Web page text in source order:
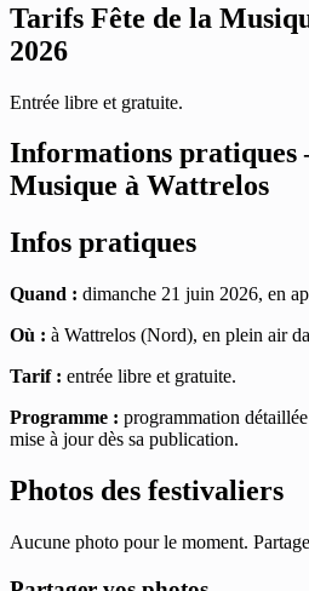
Tarifs Fête de la
2026
Entrée libre et gratuite.
Informations pratiques
Musique à Wattrelos
Infos pratiques
Quand : dimanche 21 juin 2026, en
Où : à Wattrelos (Nord), en plein air
Tarif : entrée libre et gratuite.
Programme : programmation
mise à jour dès sa publication.
Photos des festivaliers
Aucune photo pour le moment.